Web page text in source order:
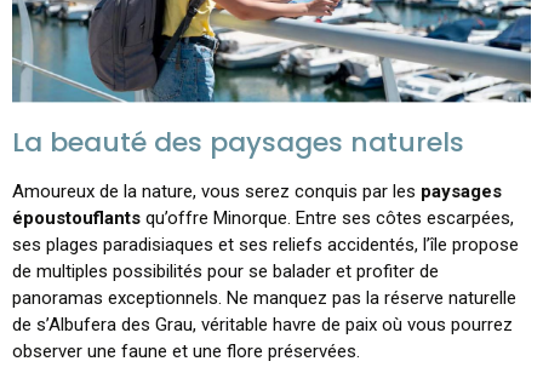
La beauté des paysages naturels
Amoureux de la nature, vous serez conquis par les paysages
époustouflants qu’offre Minorque. Entre ses côtes escarpées,
ses plages paradisiaques et ses reliefs accidentés, l’île propose
de multiples possibilités pour se balader et profiter de
panoramas exceptionnels. Ne manquez pas la réserve naturelle
de s’Albufera des Grau, véritable havre de paix où vous pourrez
observer une faune et une flore préservées.